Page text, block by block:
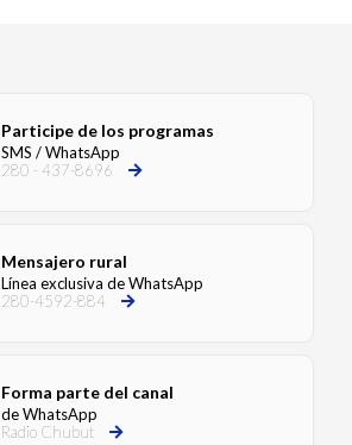
Participe de los programas
SMS / WhatsApp
280 - 437-8696
Mensajero rural
Línea exclusiva de WhatsApp
280-4592-884
Forma parte del canal
de WhatsApp
Radio Chubut